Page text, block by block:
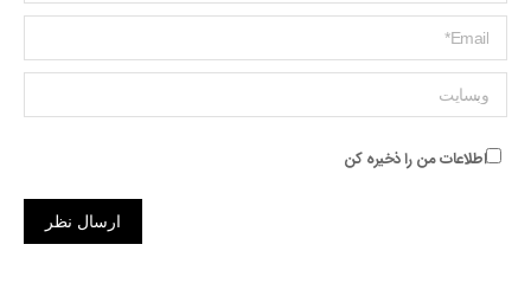
ایمیل *
وبسایت
اطلاعات من را ذخیره کن
ارسال نظر